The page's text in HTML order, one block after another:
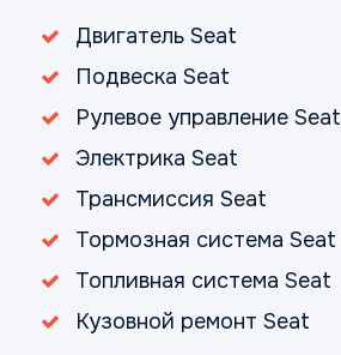
Двигатель Seat
Подвеска Seat
Рулевое управление Seat
Электрика Seat
Трансмиссия Seat
Тормозная система Seat
Топливная система Seat
Кузовной ремонт Seat